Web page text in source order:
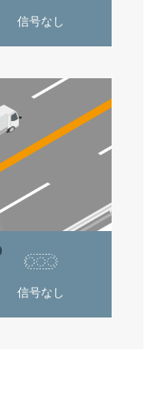
信号なし
信号なし